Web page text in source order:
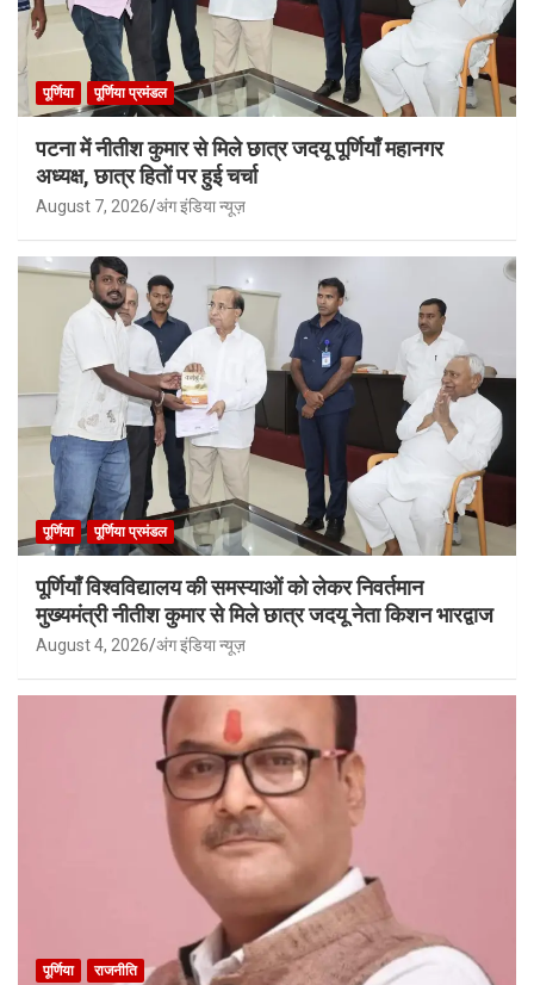
पूर्णिया पूर्णिया प्रमंडल
पटना में नीतीश कुमार से मिले छात्र जदयू पूर्णियाँ महानगर
अध्यक्ष, छात्र हितों पर हुई चर्चा
August 7, 2026 अंग इंडिया न्यूज़
पूर्णिया पूर्णिया प्रमंडल
पूर्णियाँ विश्वविद्यालय की समस्याओं को लेकर निवर्तमान
मुख्यमंत्री नीतीश कुमार से मिले छात्र जदयू नेता किशन भारद्वाज
August 4, 2026 अंग इंडिया न्यूज़
पूर्णिया राजनीति